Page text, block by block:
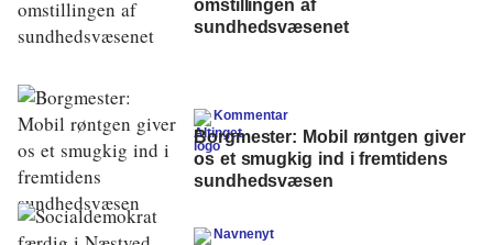
omstillingen af
sundhedsvæsenet
Kommentar
Borgmester: Mobil røntgen giver
os et smugkig ind i fremtidens
sundhedsvæsen
Navnenyt